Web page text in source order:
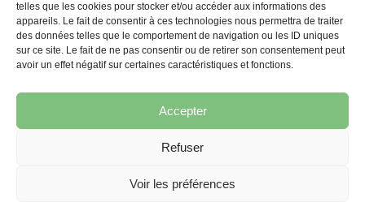
telles que les cookies pour stocker et/ou accéder aux informations des
appareils. Le fait de consentir à ces technologies nous permettra de traiter
des données telles que le comportement de navigation ou les ID uniques
sur ce site. Le fait de ne pas consentir ou de retirer son consentement peut
avoir un effet négatif sur certaines caractéristiques et fonctions.
Accepter
Refuser
Voir les préférences
Saint-Germain-En-Laye
Ligne R2-Nord
Tramway T13
20mins à pied du RER A